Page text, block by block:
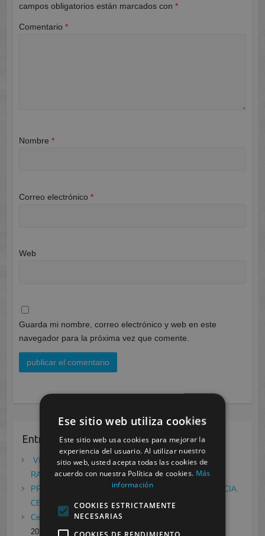
campos obligatorios están marcados con *
Comentario *
Nombre *
Correo electrónico *
Web
Guarda mi nombre, correo electrónico y web en este
navegador para la próxima vez que comente.
Entradas recientes
VII ENCUENTRO DE EMPRESA FCT/DUAL:
RADIODIAGNÓSTICO mayo 21, 2021
PRÁCTICAS EN EL LABORATORIO DE RADIOFARMACIA.
CESUR MURCIA febrero 4, 2021
Cesur Murcia en directo con Pedro G. Aguado.
2021
Ese sitio web utiliza cookies
Este sitio web usa cookies para mejorar la
experiencia del usuario. Al utilizar nuestro
sitio web, usted acepta todas las cookies de
acuerdo con nuestra Política de cookies. Más
información
COOKIES ESTRICTAMENTE
NECESARIAS